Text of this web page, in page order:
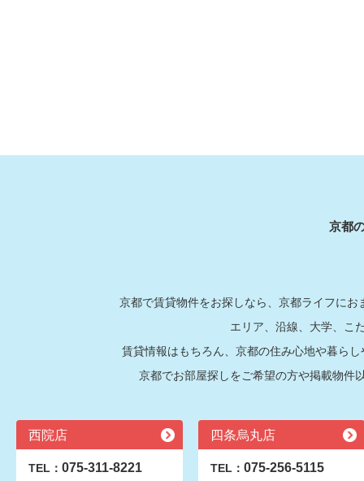
京都
京都で賃貸物件をお探しなら、京都ライフに
エリア、沿線、大学、こ
賃貸情報はもちろん、京都の住み心地や暮ら
京都でお部屋探しをご希望の方や掲載物件
西院店
TEL： 075-311-8221
四条烏丸店
TEL： 075-256-5115